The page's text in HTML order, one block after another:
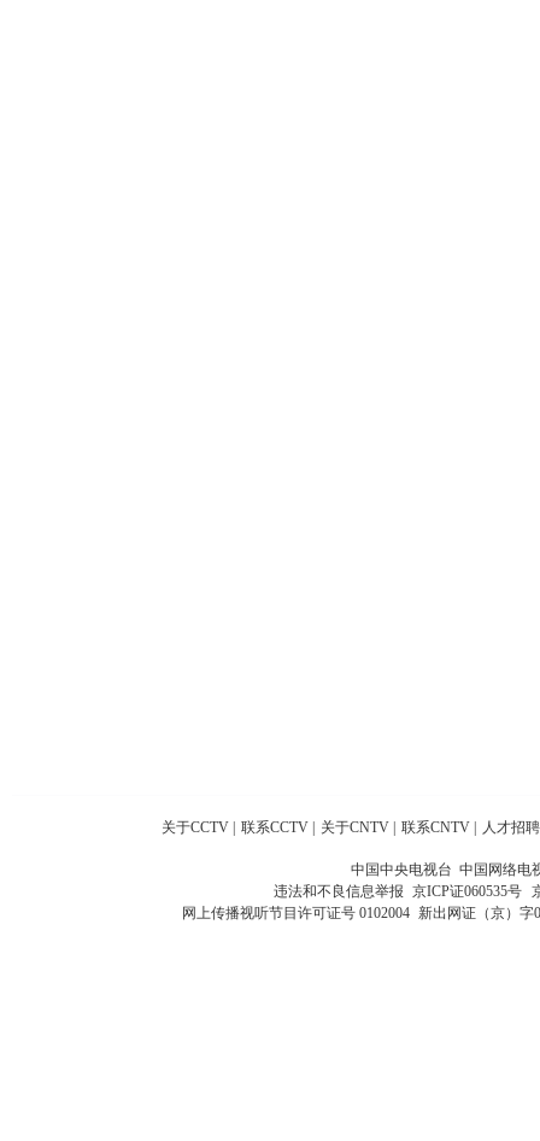
关于CCTV 联系CCTV 关于CNTV 联系CNTV 人才招聘
中国中央电视台 中国网络电
违法和不良信息举报 京ICP证060535号
网上传播视听节目许可证号 0102004 新出网证（京）